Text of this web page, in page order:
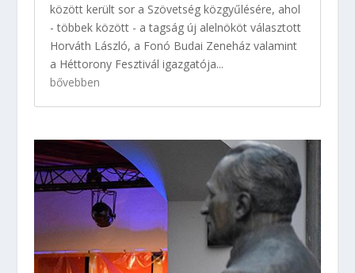
között került sor a Szövetség közgyűlésére, ahol
- többek között - a tagság új alelnököt választott
Horváth László, a Fonó Budai Zeneház valamint
a Héttorony Fesztivál igazgatója...
bővebben